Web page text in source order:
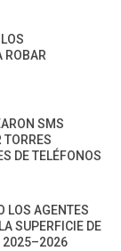
ROBAR
SMS
TORRES
DE TELÉFONOS
LOS AGENTES
SUPERFICIE DE
2025–2026